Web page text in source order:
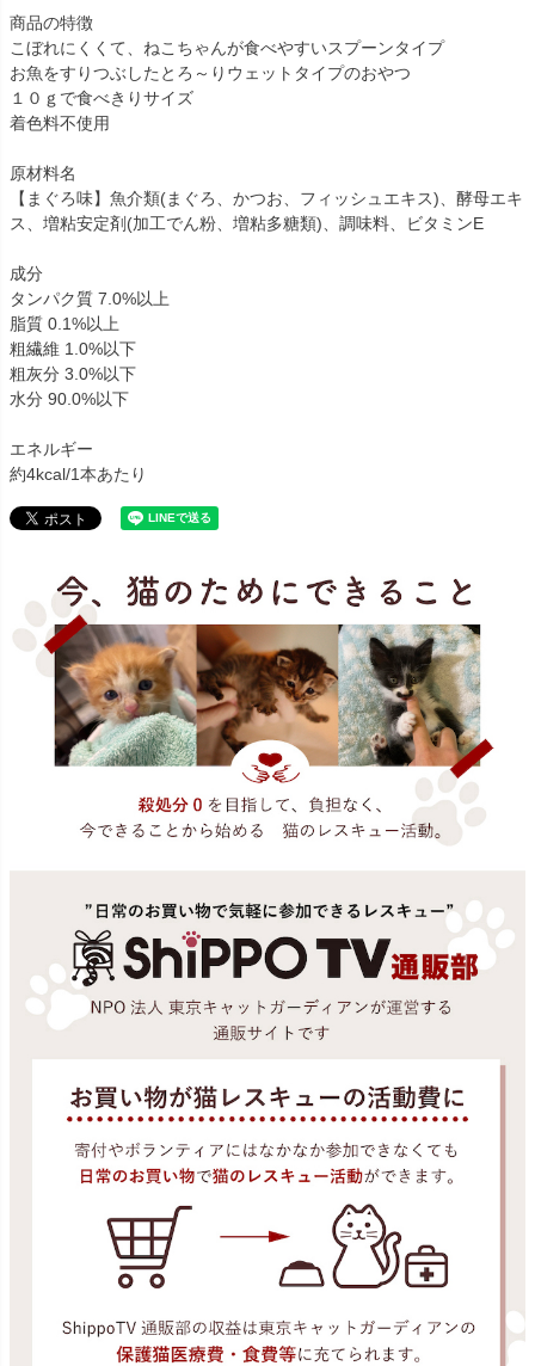
商品の特徴
こぼれにくくて、ねこちゃんが食べやすいスプーンタイプ
お魚をすりつぶしたとろ～りウェットタイプのおやつ
１０ｇで食べきりサイズ
着色料不使用
原材料名
【まぐろ味】魚介類(まぐろ、かつお、フィッシュエキス)、酵母エキ
ス、増粘安定剤(加工でん粉、増粘多糖類)、調味料、ビタミンE
成分
タンパク質 7.0%以上
脂質 0.1%以上
粗繊維 1.0%以下
粗灰分 3.0%以下
水分 90.0%以下
エネルギー
約4kcal/1本あたり